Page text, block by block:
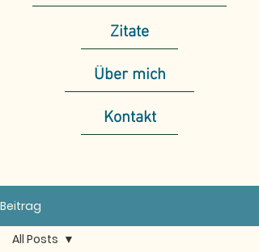
Zitate
Über mich
Kontakt
Beitrag
All Posts